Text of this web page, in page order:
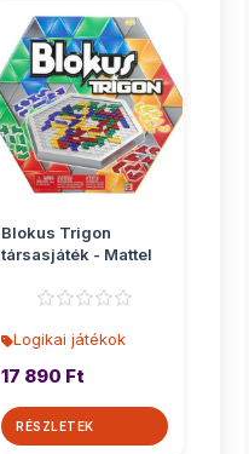
Blokus Trigon
társasjáték - Mattel
Logikai játékok
17 890 Ft
RÉSZLETEK